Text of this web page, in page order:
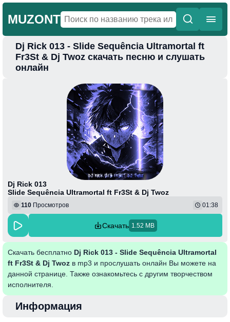
MUZONT
Главная
Новинки
Dj Rick 013 - Slide Sequência Ultramortal ft
Fr3St & Dj Twoz скачать песню и слушать
онлайн
Dj Rick 013
Slide Sequência Ultramortal ft Fr3St & Dj Twoz
110 Просмотров 01:38
Скачать 1.52 MB
Скачать бесплатно Dj Rick 013 - Slide Sequência Ultramortal
ft Fr3St & Dj Twoz в mp3 и прослушать онлайн Вы можете на
данной странице. Также ознакомьтесь с другим творчеством
исполнителя.
Информация